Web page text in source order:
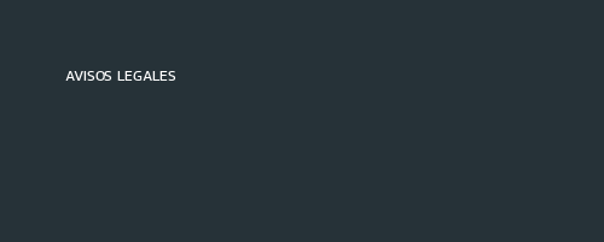
AVISOS LEGALES